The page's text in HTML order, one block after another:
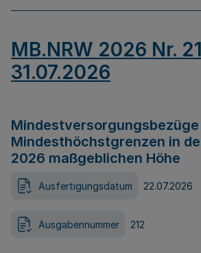
MB.NRW 2026 Nr.
31.07.2026
Mindestversorgungsbezüge
Mindesthöchstgrenzen in
2026 maßgeblichen Höhe
Ausfertigungsdatum 22.07.2026
Ausgabennummer 212